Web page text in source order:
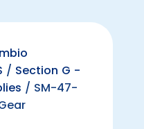
/ Section G -
/ SM-47-